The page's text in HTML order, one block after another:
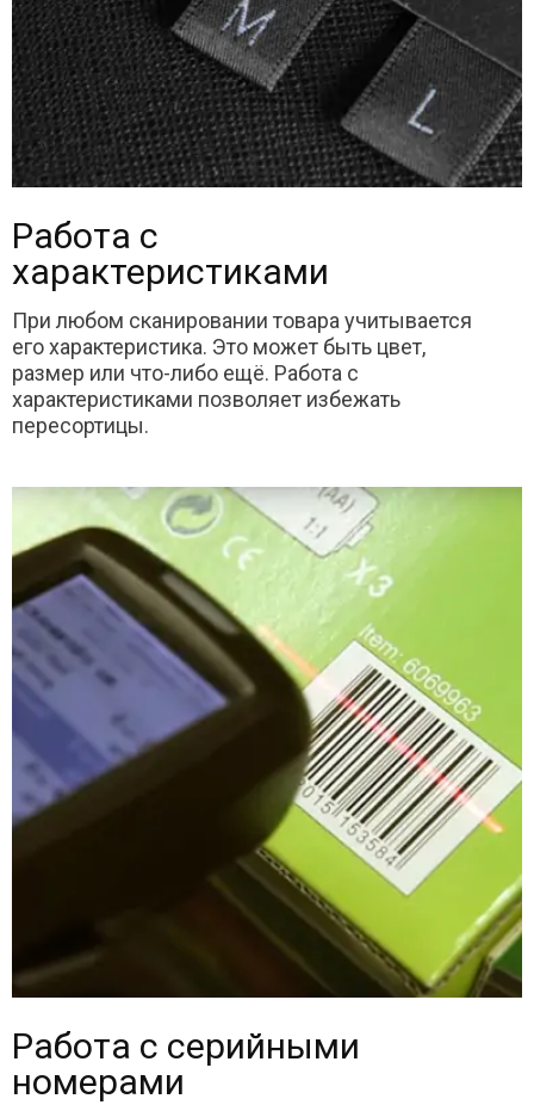
Работа с
характеристиками
При любом сканировании товара учитывается
его характеристика. Это может быть цвет,
размер или что-либо ещё. Работа с
характеристиками позволяет избежать
пересортицы.
Работа с серийными
номерами